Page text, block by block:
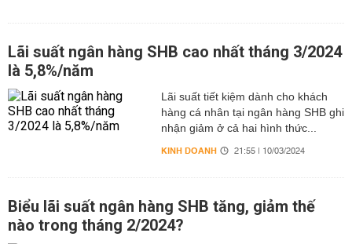
Lãi suất ngân hàng SHB cao nhất tháng 3/2024
là 5,8%/năm
Lãi suất tiết kiệm dành cho khách
hàng cá nhân tại ngân hàng SHB ghi
nhận giảm ở cả hai hình thức...
KINH DOANH 21:55 | 10/03/2024
Biểu lãi suất ngân hàng SHB tăng, giảm thế
nào trong tháng 2/2024?